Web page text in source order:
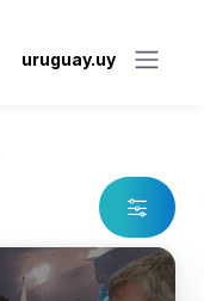
uruguay.uy